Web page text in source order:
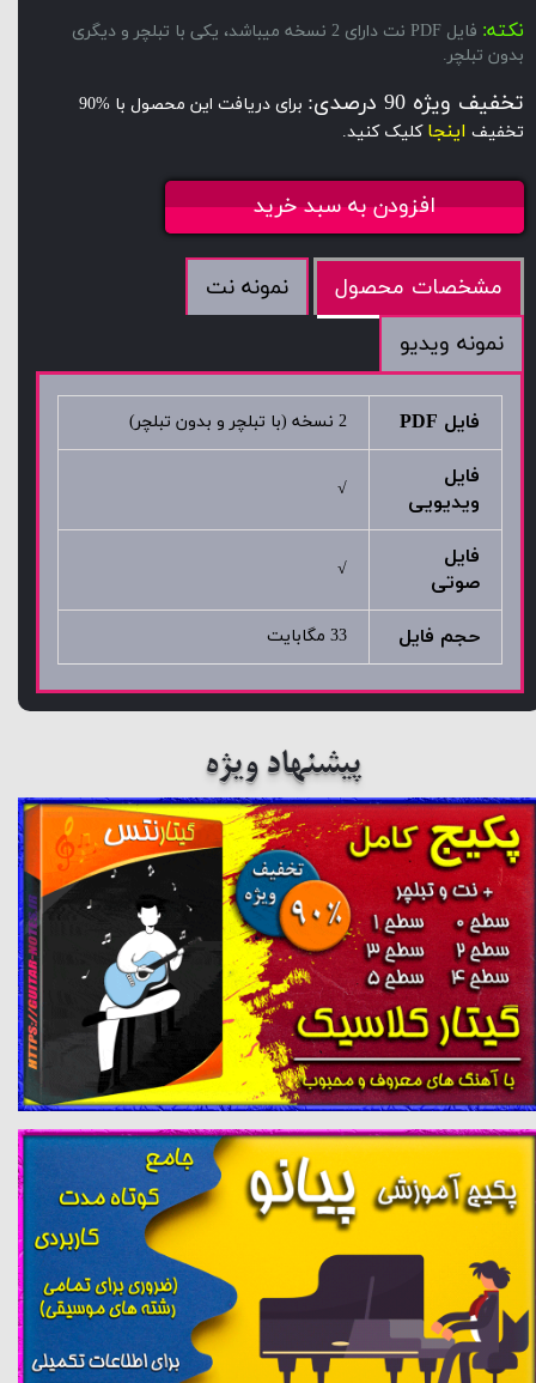
نکته:
فایل PDF نت دارای 2 نسخه میباشد، یکی با تبلچر و دیگری
بدون تبلچر.
تخفیف ویژه 90 درصدی:
برای دریافت این محصول با %90
تخفیف اینجا کلیک کنید.
افزودن به سبد خرید
مشخصات محصول
نمونه نت
نمونه ویدیو
فایل PDF 2 نسخه (با تبلچر و بدون تبلچر)
فایل
ویدیویی
√
فایل
صوتی
√
حجم فایل 33 مگابایت
پیشنهاد ویژه